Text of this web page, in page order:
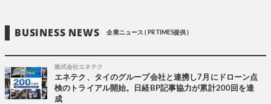
BUSINESS NEWS 企業ニュース ( PR TIMES提供 )
株式会社エネテク
エネテク、タイのグループ会社と連携し7月にドローン点
検のトライアル開始。日経BP記事協力が累計200回を達
成